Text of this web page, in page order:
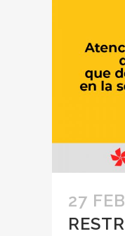
27 FEB